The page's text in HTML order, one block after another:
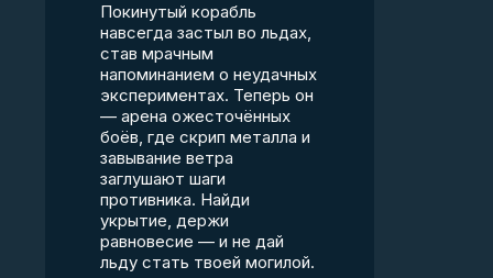
Покинутый корабль
навсегда застыл во льдах,
став мрачным
напоминанием о неудачных
экспериментах. Теперь он
— арена ожесточённых
боёв, где скрип металла и
завывание ветра
заглушают шаги
противника. Найди
укрытие, держи
равновесие — и не дай
льду стать твоей могилой.